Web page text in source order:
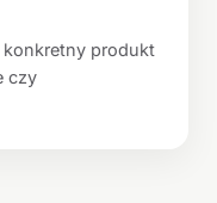
produkt
czy